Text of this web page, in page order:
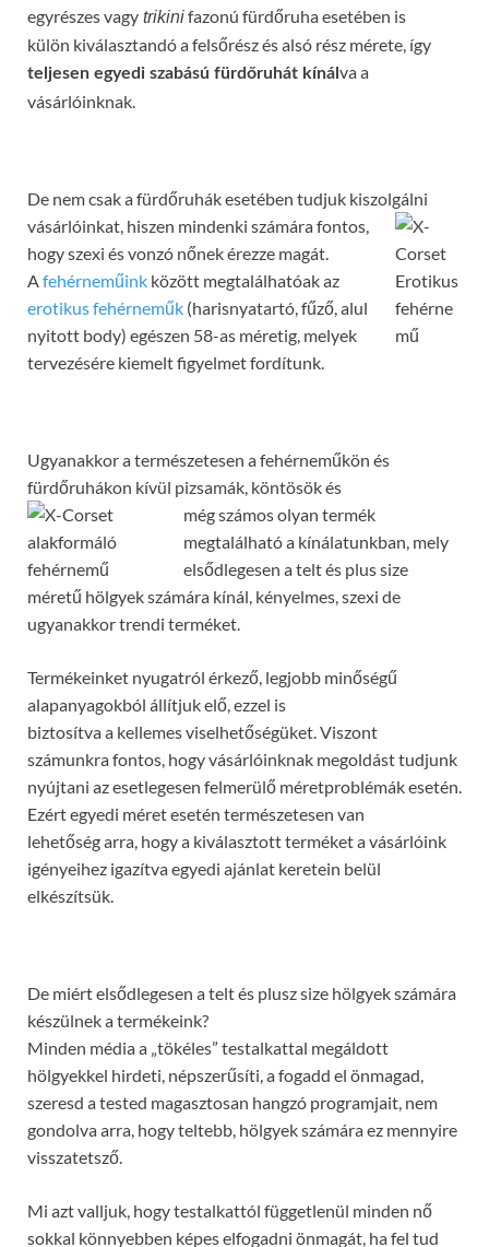
egyrészes vagy trikinifazonú fürdőruha esetében is
külön kiválasztandó a felsőrész és alsó rész mérete, így
teljesen egyedi szabású fürdőruhát kínál va a
vásárlóinknak.
De nem csak a fürdőruhák esetében tudjuk kiszolgálni
vásárlóinkat, hiszen mindenki számárafontos,
hogy szexi és vonzó nőnek érezze magát.
A fehérneműink között megtalálhatóak az
erotikus fehérneműk (harisnyatartó, fűző, alul
nyitott body) egészen 58-as méretig, melyek
tervezésére kiemelt figyelmet fordítunk.
Ugyanakkor a természetesen a fehérneműkön és
fürdőruhákon kívül pizsamák, köntösök és
még számos olyan termék
megtalálható a kínálatunkban, mely
elsődlegesen a telt és plus size
méretű hölgyek számára kínál, kényelmes, szexi de
ugyanakkor trendi terméket.
Termékeinket nyugatról érkező, legjobb minőségű
alapanyagokból állítjuk elő, ezzel is
biztosítva a kellemes viselhetőségüket. Viszont
számunkra fontos, hogy vásárlóinknak megoldást tudjunk
nyújtani az esetlegesen felmerülő méretproblémák esetén.
Ezért egyedi méret esetén természetesen van
lehetőség arra, hogy a kiválasztott terméket a vásárlóink
igényeihez igazítva egyedi ajánlat keretein belül
elkészítsük.
De miért elsődlegesen a telt és plusz size hölgyek számára
készülnek a termékeink?
Minden média a „tökéles” testalkattal megáldott
hölgyekkel hirdeti, népszerűsíti, a fogadd el önmagad,
szeresd a tested magasztosan hangzó programjait, nem
gondolva arra, hogy teltebb, hölgyek számára ez mennyire
visszatetsző.
Mi azt valljuk, hogy testalkattól függetlenül minden nő
sokkal könnyebben képes elfogadni önmagát, ha fel tud